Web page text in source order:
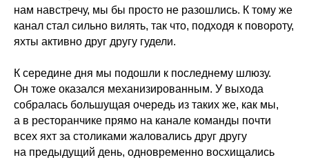
нам навстречу, мы бы просто не разошлись. К тому же
канал стал сильно вилять, так что, подходя к повороту,
яхты активно друг другу гудели.
К середине дня мы подошли к последнему шлюзу.
Он тоже оказался механизированным. У выхода
собралась большущая очередь из таких же, как мы,
а в ресторанчике прямо на канале команды почти
всех яхт за столиками жаловались друг другу
на предыдущий день, одновременно восхищались